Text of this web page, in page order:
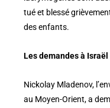
tué et blessé
des enfants.
Les demandes à
Nickolay Mladenov,
au Moyen-Orient, a